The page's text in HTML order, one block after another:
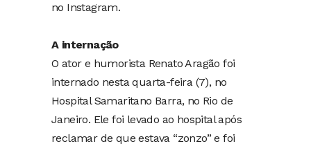
no Instagram.
A internação
O ator e humorista Renato Aragão foi
internado nesta quarta-feira (7), no
Hospital Samaritano Barra, no Rio de
Janeiro. Ele foi levado ao hospital após
reclamar de que estava “zonzo” e foi